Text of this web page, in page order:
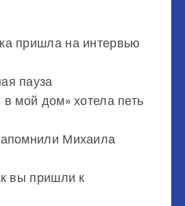
пришла на интервью
пауза
в мой дом» хотела петь
Михаила
вы пришли к